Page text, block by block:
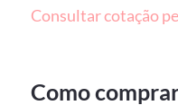
Consultar cotação
Como